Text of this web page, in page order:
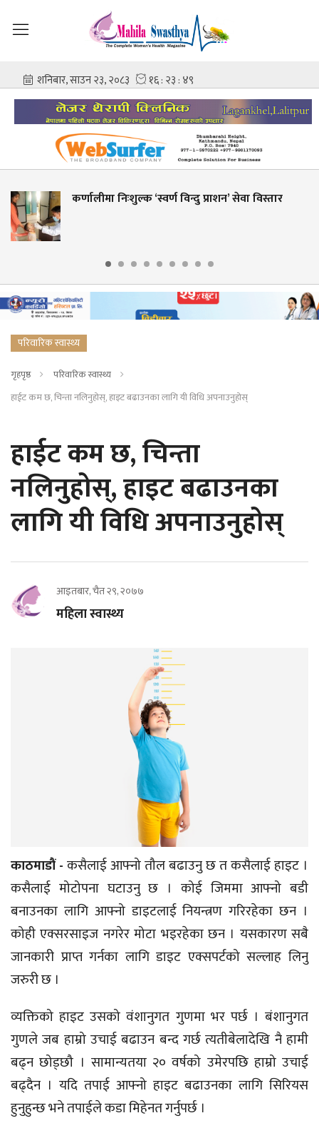
‘स्वर्ण विन्दु प्राशन’ सेवा विस्तार
शहीद
परिवारिक स्वास्थ्य
गृहपृष्ठ
परिवारिक स्वास्थ्य
हाईट कम छ, चिन्ता नलिनुहोस्, हाइट बढाउनका लागि यी विधि अपनाउनुहोस्
हाईट कम छ, चिन्ता
नलिनुहोस्, हाइट बढाउनका
लागि यी विधि अपनाउनुहोस्
आइतबार, चैत २९, २०७७
महिला स्वास्थ्य
काठमाडौं -कसैलाई आफ्नो तौल बढाउनु छ त कसैलाई हाइट ।
कसैलाई मोटोपना घटाउनु छ । कोई जिममा आफ्नो बडी
बनाउनका लागि आफ्नो डाइटलाई नियन्त्रण गरिरहेका छन ।
कोही एक्सरसाइज नगरेर मोटा भइरहेका छन । यसकारण सबै
जानकारी प्राप्त गर्नका लागि डाइट एक्सपर्टको सल्लाह लिनु
जरुरी छ ।
व्यक्तिको हाइट उसको वंशानुगत गुणमा भर पर्छ । बंशानुगत
गुणले जब हाम्रो उचाई बढाउन बन्द गर्छ त्यतीबेलादेखि नै हामी
बढ्न छोड्छौ । सामान्यतया २० वर्षको उमेरपछि हाम्रो उचाई
बढ्दैन । यदि तपाई आफ्नो हाइट बढाउनका लागि सिरियस
हुनुहुन्छ भने तपाईले कडा मिहेनत गर्नुपर्छ ।